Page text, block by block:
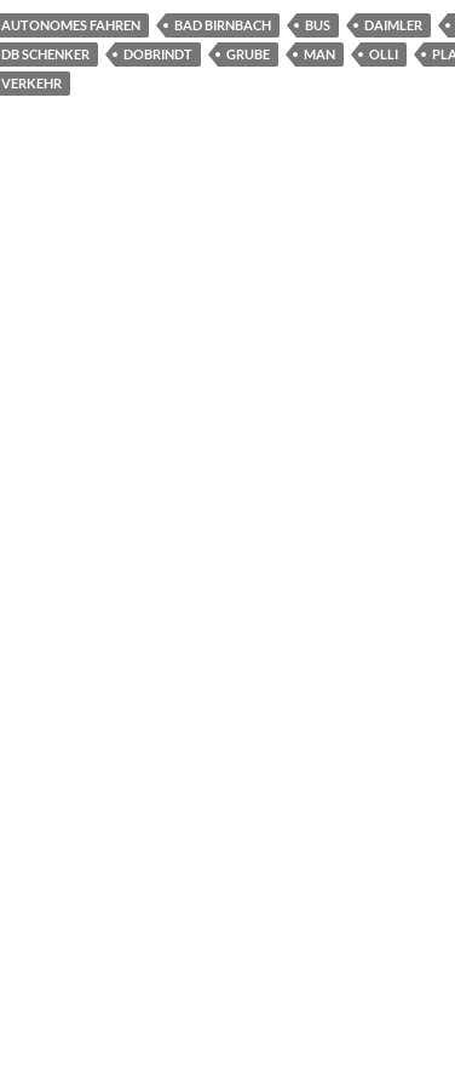
AUTONOMES FAHREN BAD BIRNBACH BUS DAIMLER
DB SCHENKER
DOBRINDT GRUBE MAN OLLI
VERKEHR